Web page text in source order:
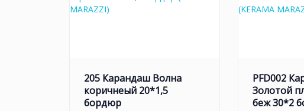
205 Карандаш Волна
коричнеый 20*1,5
бордюр
PFD002
Золотой
беж 30*2